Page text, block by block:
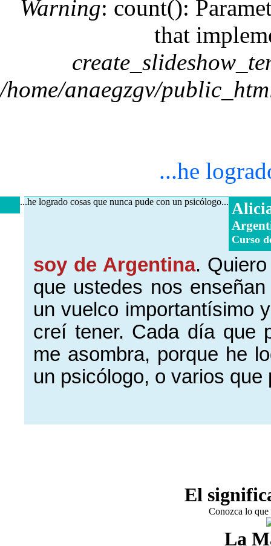
Warning: count():
that
/home/anaegzgv/
...he
...he logrado cosas que nunca pude con un psicólogo...
Curso
soy de Argentina.
que ustedes nos
un vuelco importantísimo
creí tener. Cada día que
me asombra, porque he
un psicólogo, o varios que
El
Conozca lo
La